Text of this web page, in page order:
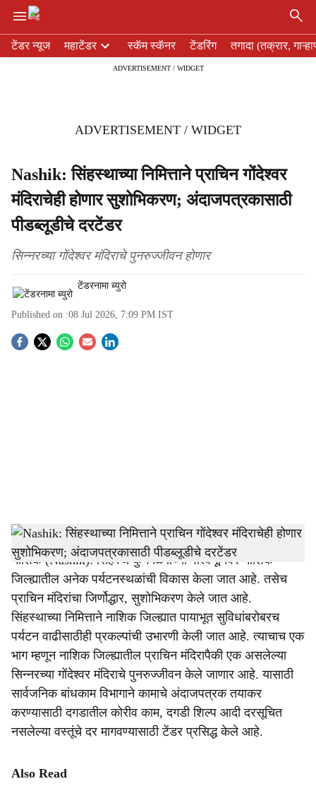
e
टेंडर न्यूज महाटेंडर स्कॅम स्कॅनर टेंडरिंग तगादा (तक्रार,
ADVERTISEMENT / WIDGET
ADVERTISEMENT / WIDGET
Nashik: सिंहस्थाच्या निमित्ताने प्राचिन गोंदेश्वर
मंदिराचेही होणार सुशोभिकरण; अंदाजपत्रकासाठी
पीडब्लूडीचे दरटेंडर
सिन्नरच्या गोंदेश्वर मंदिराचे पुनरुज्जीवन होणार
टेंडरनामा ब्युरो
Published on :08 Jul 2026, 7:09 PM IST
S
h
a
r
e
Nashik City, nmc, Kumbh-Tendernama
नाशिक (Nashik): सिंहस्थ कुंभमेळ्याच्या पार्श्वभूमिवर नाशिक
जिल्ह्यातील अनेक पर्यटनस्थळांची विकास केला जात आहे. तसेच
प्राचिन मंदिरांचा जिर्णोद्धार, सुशोभिकरण केले जात आहे.
सिंहस्थाच्या निमित्ताने नाशिक जिल्ह्यात पायाभूत सुविधांबरोबरच
पर्यटन वाढीसाठीही प्रकल्पांची उभारणी केली जात आहे. त्याचाच एक
भाग म्हणून नाशिक जिल्ह्यातील प्राचिन मंदिरापैकी एक असलेल्या
सिन्नरच्या गोंदेश्वर मंदिराचे पुनरुज्जीवन केले जाणार आहे. यासाठी
सार्वजनिक बांधकाम विभागाने कामाचे अंदाजपत्रक तयाकर
करण्यासाठी दगडातील कोरीव काम, दगडी शिल्प आदी दरसूचित
नसलेल्या वस्तूंचे दर मागवण्यासाठी टेंडर प्रसिद्ध केले आहे.
Also Read